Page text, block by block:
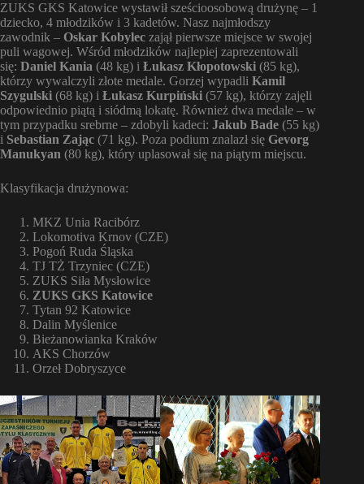
ZUKS GKS Katowice wystawił sześcioosobową drużynę – 1
dziecko, 4 młodzików i 3 kadetów. Nasz najmłodszy
zawodnik – Oskar Kobylec zajął pierwsze miejsce w swojej
puli wagowej. Wśród młodzików najlepiej zaprezentowali
się: Daniel Kania (48 kg) i Łukasz Kłopotowski (85 kg),
którzy wywalczyli złote medale. Gorzej wypadli Kamil
Szygulski (68 kg) i Łukasz Kurpiński (57 kg), którzy zajęli
odpowiednio piątą i siódmą lokatę. Również dwa medale – w
tym przypadku srebrne – zdobyli kadeci: Jakub Bade (55 kg)
i Sebastian Zając (71 kg). Poza podium znalazł się Gevorg
Manukyan (80 kg), który uplasował się na piątym miejscu.
Klasyfikacja drużynowa:
MKZ Unia Racibórz
Lokomotiva Krnov (CZE)
Pogoń Ruda Śląska
TJ TŻ Trzyniec (CZE)
ZUKS Siła Mysłowice
ZUKS GKS Katowice
Tytan 92 Katowice
Dalin Myślenice
Bieżanowianka Kraków
AKS Chorzów
Orzeł Dobryszyce